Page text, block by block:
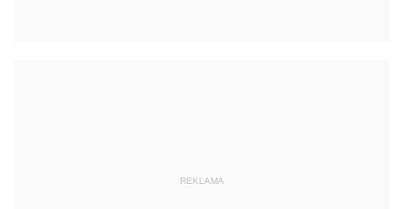
REKLAMA